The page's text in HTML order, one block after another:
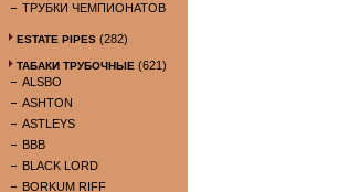
ТРУБКИ ЧЕМПИОНАТОВ
ESTATE PIPES (282)
ТАБАКИ ТРУБОЧНЫЕ (621)
ALSBO
ASHTON
ASTLEYS
BBB
BLACK LORD
BORKUM RIFF